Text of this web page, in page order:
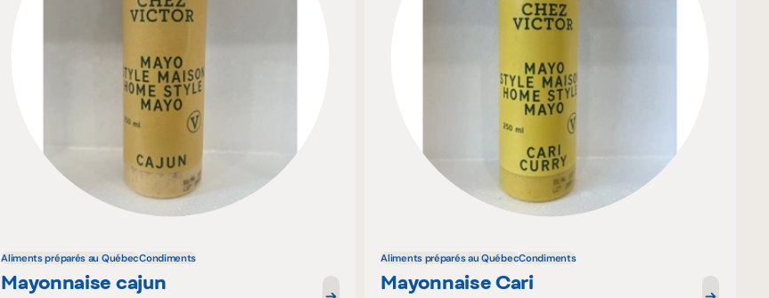
Aliments préparés au QuébecCondiments
Mayonnaise cajun
Aliments préparés au QuébecCondiments
Mayonnaise Cari